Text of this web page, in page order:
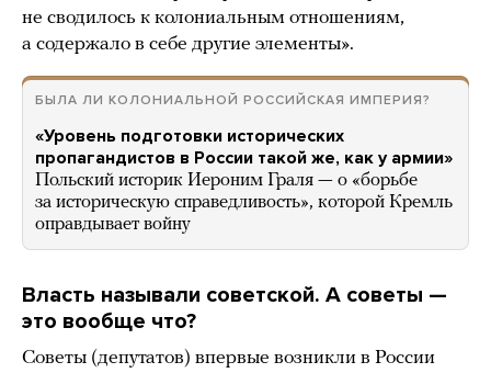
не сводилось к колониальным отношениям,
а содержало в себе другие элементы».
БЫЛА ЛИ КОЛОНИАЛЬНОЙ РОССИЙСКАЯ ИМПЕРИЯ?
«Уровень подготовки исторических
пропагандистов в России такой же, как у армии»
Польский историк Иероним Граля — о «борьбе
за историческую справедливость», которой Кремль
оправдывает войну
Власть называли советской. А советы —
это вообще что?
Советы (депутатов) впервые возникли в России